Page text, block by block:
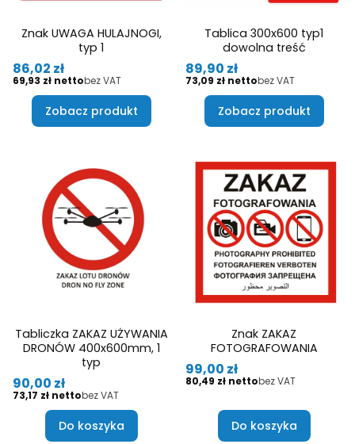
Znak UWAGA HULAJNOGI,
typ 1
Cena
86,02 zł
Cena
69,93 zł bez VAT
Zobacz produkt
Tablica 300x600 typ1
dowolna treść
Cena
89,90 zł
Cena
73,09 zł bez VAT
Zobacz produkt
Tabliczka ZAKAZ UŻYWANIA
DRONÓW 400x600mm, 1
typ
Cena
90,00 zł
Cena
73,17 zł bez VAT
Do koszyka
Znak ZAKAZ
FOTOGRAFOWANIA
Cena
99,00 zł
Cena
80,49 zł bez VAT
Do koszyka